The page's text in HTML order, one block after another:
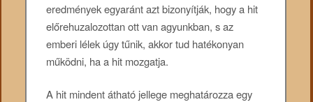
eredmények egyaránt azt bizonyítják, hogy a hit
előrehuzalozottan ott van agyunkban, s az
emberi lélek úgy tűnik, akkor tud hatékonyan
működni, ha a hit mozgatja.
A hit mindent átható jellege meghatározza egy